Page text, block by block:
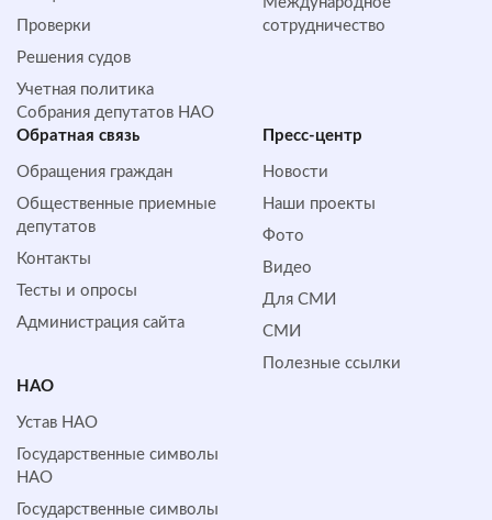
Проверки
Решения судов
Учетная политика
Собрания депутатов НАО
сотрудничество
Обратная cвязь
Обращения граждан
Общественные приемные
депутатов
Контакты
Тесты и опросы
Администрация сайта
Пресс-центр
Новости
Наши проекты
Фото
Видео
Для СМИ
СМИ
Полезные ссылки
НАО
Устав НАО
Государственные символы
НАО
Государственные символы